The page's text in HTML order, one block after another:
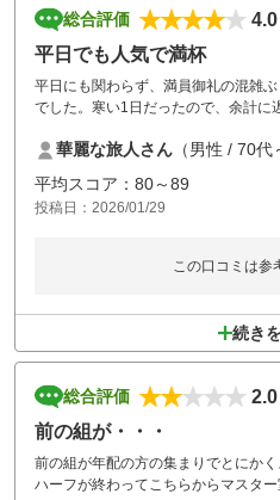
総合評価
4.0
平日でも人気で満杯
平日にも関わらず、満員御礼の混雑
でした。寒い1日だったので、余計に
っとどうかと思いました。アコーデ
ですが…。
プレー代が安いので仕方ないのです
欲しいです。
華麗な旅人さん （男性 / 70代
平均スコア：80～89
投稿日：2026/01/29
この口コミは参
続き
総合評価
2.0
前の組が・・・
前の組が年配の方の集まりでとにか
ハーフが終わってこちらからマスタ